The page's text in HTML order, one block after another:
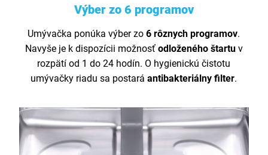
Výber zo 6 programov
Umývačka ponúka výber zo6 rôznych programov.
Navyše je k dispozícii možnosť odloženého štartuv
rozpätí od 1 do 24 hodín. O hygienickú čistotu
umývačky riadu sa postaráantibakteriálny filter.